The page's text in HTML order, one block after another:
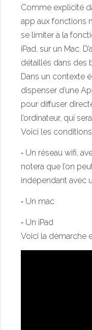
Comme explicité
app aux fonctions
se limiter à la
iPad, sur un Mac.
détaillés dans des
Dans un contexte
dispenser d’une
pour diffuser
l’ordinateur, qui
Voici les
⁃ Un réseau wifi,
notera que l’on
indépendant avec
⁃ Un mac
⁃ Un iPad
Voici la démarche